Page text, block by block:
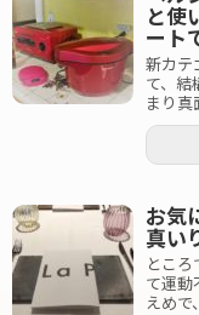
と使
ート
新カテ
て、結
まり真
お気
真い
とこ
て運動
えめで